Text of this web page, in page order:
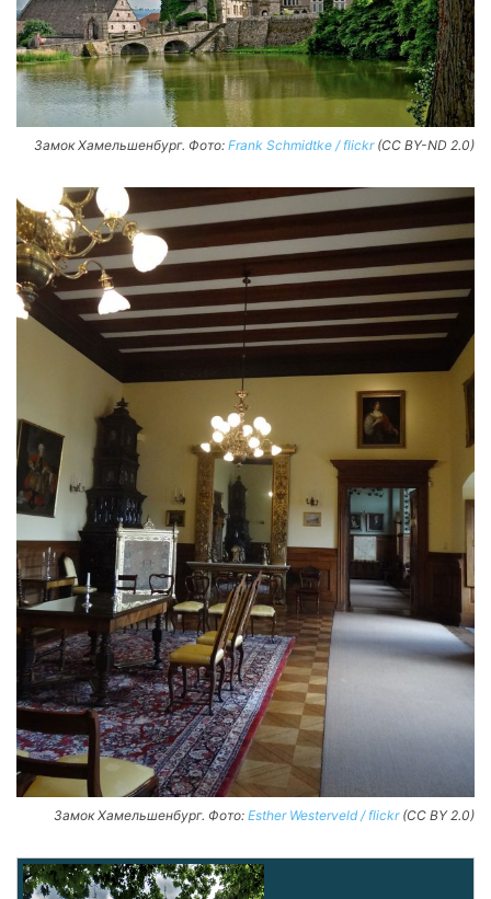
Замок Хамельшенбург. Фото: Frank Schmidtke / flickr(CC BY-ND 2.0)
Замок Хамельшенбург. Фото: Esther Westerveld / flickr(CC BY 2.0)